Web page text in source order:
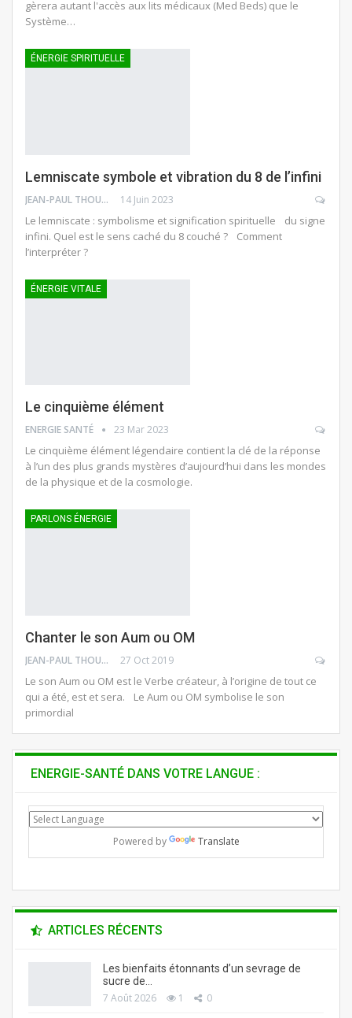
gèrera autant l'accès aux lits médicaux (Med Beds) que le
Système…
ÉNERGIE SPIRITUELLE
Lemniscate symbole et vibration du 8 de l’infini
JEAN-PAUL THOUNY 14 Juin 2023
Le lemniscate : symbolisme et signification spirituelle du signe
infini. Quel est le sens caché du 8 couché ? Comment
l’interpréter ?
ÉNERGIE VITALE
Le cinquième élément
ENERGIE SANTÉ 23 Mar 2023
Le cinquième élément légendaire contient la clé de la réponse
à l’un des plus grands mystères d’aujourd’hui dans les mondes
de la physique et de la cosmologie.
PARLONS ÉNERGIE
Chanter le son Aum ou OM
JEAN-PAUL THOUNY 27 Oct 2019
Le son Aum ou OM est le Verbe créateur, à l’origine de tout ce
qui a été, est et sera. Le Aum ou OM symbolise le son
primordial
ENERGIE-SANTÉ DANS VOTRE LANGUE :
Powered by Translate
ARTICLES RÉCENTS
Les bienfaits étonnants d’un sevrage de
sucre de…
7 Août 2026 1 0